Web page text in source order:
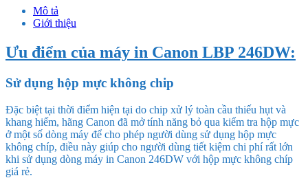
Mô tả
Giới thiệu
Ưu điểm của máy in Canon LBP 246DW:
Sử dụng hộp mực không chip
Đặc biệt tại thời điểm hiện tại do chip xử lý toàn cầu thiếu hụt và
khang hiếm, hãng Canon đã mở tính năng bỏ qua kiểm tra hộp mực
ở một số dòng máy để cho phép người dùng sử dụng hộp mực
không chíp, điều này giúp cho người dùng tiết kiệm chi phí rất lớn
khi sử dụng dòng máy in Canon 246DW với hộp mực không chíp
giá rẻ.